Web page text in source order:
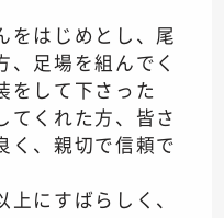
をはじめとし、尾
、足場を組んでく
をして下さった
てくれた方、皆さ
く、親切で信頼で
にすばらしく、